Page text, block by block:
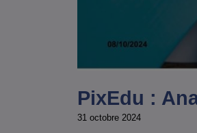
PixEdu :
31 octobre 2024